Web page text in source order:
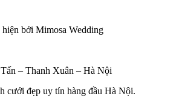
bởi Mimosa Wedding
– Thanh Xuân – Hà Nội
cưới đẹp uy tín hàng đầu Hà Nội.